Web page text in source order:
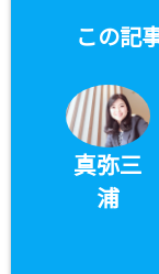
この記
真弥三
浦